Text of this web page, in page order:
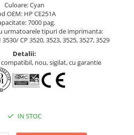
Culoare: Cyan
OEM: HP CE251A
7000 pag.
urmatoarele tipuri de imprimanta:
CP 3520, 3523, 3525, 3527, 3529
Detalii:
nou, sigilat, cu garantie
IN STOC